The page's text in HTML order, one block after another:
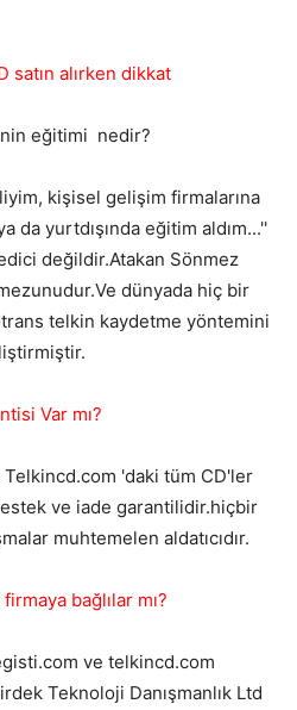
satın alırken dikkat
eğitimi nedir?
kişisel gelişim firmalarına
da yurtdışında eğitim aldım...''
değildir.Atakan Sönmez
dünyada hiç bir
telkin kaydetme yöntemini
Var mı?
'daki tüm CD'ler
ve iade garantilidir.hiçbir
muhtemelen aldatıcıdır.
bağlılar mı?
ve telkincd.com
Teknoloji Danışmanlık Ltd